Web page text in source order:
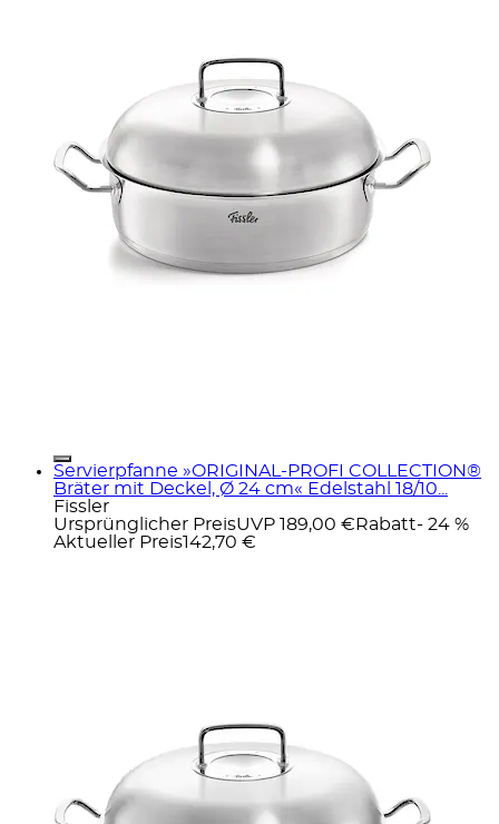
Servierpfanne »ORIGINAL-PROFI COLLECTION®
Bräter mit Deckel, Ø 24 cm« Edelstahl 18/10...
Fissler
Ursprünglicher PreisUVP 189,00 € Rabatt- 24 %
Aktueller Preis142,70 €